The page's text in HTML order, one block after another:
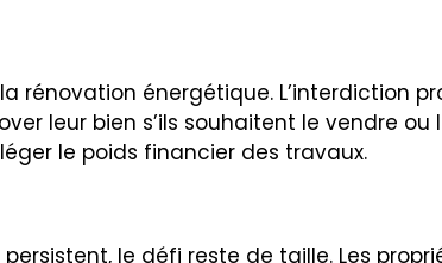
rénovation énergétique. L’interdiction
leur bien s’ils souhaitent le vendre ou
le poids financier des travaux.
le défi reste de taille. Les